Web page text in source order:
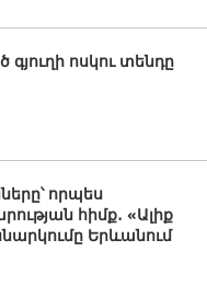
ոսկու տենդը
որպես
հիմք․ «Ալիք
Երևանում